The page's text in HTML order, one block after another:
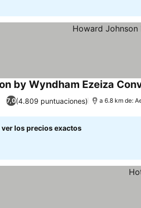
by Wyndham Ezeiza
7,0(4.809 puntuaciones) a 6.8 km de:
los precios exactos